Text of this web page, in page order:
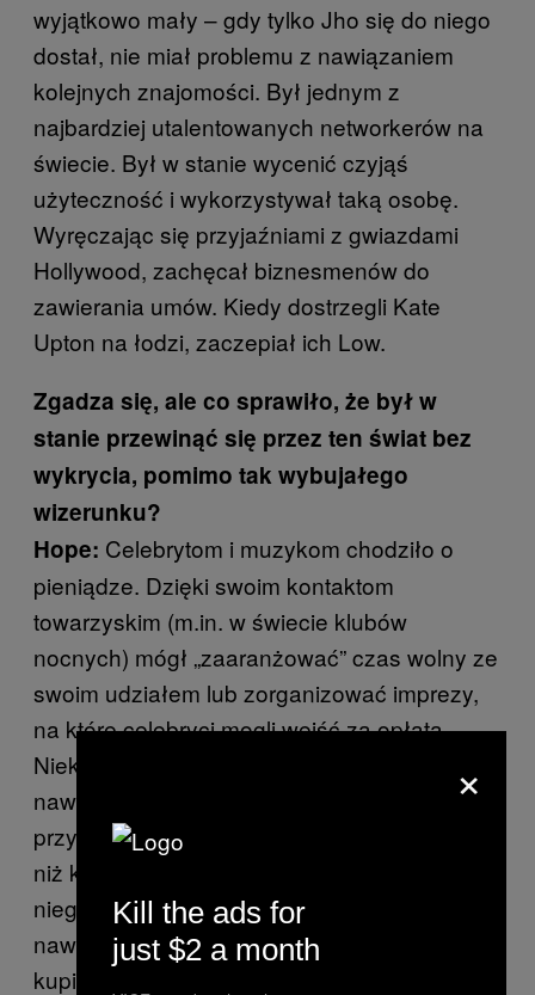
wyjątkowo mały – gdy tylko Jho się do niego
dostał, nie miał problemu z nawiązaniem
kolejnych znajomości. Był jednym z
najbardziej utalentowanych networkerów na
świecie. Był w stanie wycenić czyjąś
użyteczność i wykorzystywał taką osobę.
Wyręczając się przyjaźniami z gwiazdami
Hollywood, zachęcał biznesmenów do
zawierania umów. Kiedy dostrzegli Kate
Upton na łodzi, zaczepiał ich Low.
Zgadza się, ale co sprawiło, że był w
stanie przewinąć się przez ten świat bez
wykrycia, pomimo tak wybujałego
wizerunku?
Hope: Celebrytom i muzykom chodziło o
pieniądze. Dzięki swoim kontaktom
towarzyskim (m.in. w świecie klubów
nocnych) mógł „zaaranżować” czas wolny ze
swoim udziałem lub zorganizować imprezy,
na które celebryci mogli wejść za opłatą.
Niektórzy z nich zostali jego przyjaciółmi, a
nawet partnerami biznesowymi. Dla
przykładu Swizz Beats widział w nim więcej
niż kogoś, kto płacił honoraria – Jho był dla
niego szansą biznesową. Udało mu się
nawet zainspirować Lowa, by spróbował
kupić Reeboka od Adidasa. Negocjacje były
×
Kill the ads for
just $2 a month